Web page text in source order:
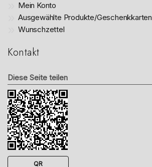
Mein Konto
Ausgewählte Produkte/Geschenkkarten
Wunschzettel
Kontakt
Diese Seite teilen
QR